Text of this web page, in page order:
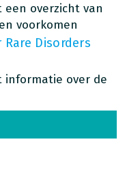
overzicht van
voorkomen
Disorders
informatie over de